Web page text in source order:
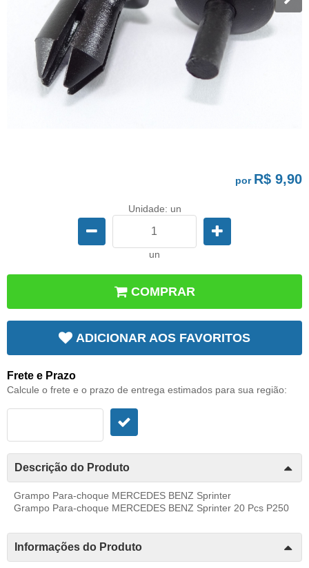
por R$ 9,90
Unidade: un
un
COMPRAR
ADICIONAR AOS FAVORITOS
Frete e Prazo
Calcule o frete e o prazo de entrega estimados para sua região:
Descrição do Produto
Grampo Para-choque MERCEDES BENZ Sprinter
Grampo Para-choque MERCEDES BENZ Sprinter 20 Pcs P250
Informações do Produto